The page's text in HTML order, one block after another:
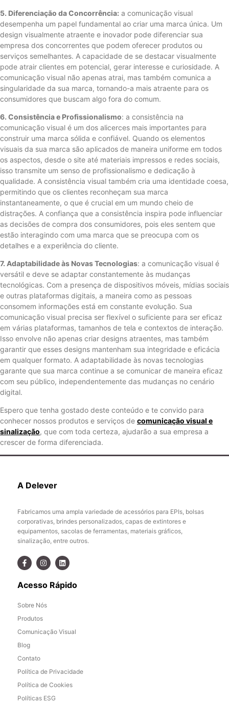
5. Diferenciação da Concorrência: a comunicação visual
desempenha um papel fundamental ao criar uma marca única. Um
design visualmente atraente e inovador pode diferenciar sua
empresa dos concorrentes que podem oferecer produtos ou
serviços semelhantes. A capacidade de se destacar visualmente
pode atrair clientes em potencial, gerar interesse e curiosidade. A
comunicação visual não apenas atrai, mas também comunica a
singularidade da sua marca, tornando-a mais atraente para os
consumidores que buscam algo fora do comum.
6. Consistência e Profissionalismo: a consistência na
comunicação visual é um dos alicerces mais importantes para
construir uma marca sólida e confiável. Quando os elementos
visuais da sua marca são aplicados de maneira uniforme em todos
os aspectos, desde o site até materiais impressos e redes sociais,
isso transmite um senso de profissionalismo e dedicação à
qualidade. A consistência visual também cria uma identidade coesa,
permitindo que os clientes reconheçam sua marca
instantaneamente, o que é crucial em um mundo cheio de
distrações. A confiança que a consistência inspira pode influenciar
as decisões de compra dos consumidores, pois eles sentem que
estão interagindo com uma marca que se preocupa com os
detalhes e a experiência do cliente.
7. Adaptabilidade às Novas Tecnologias: a comunicação visual é
versátil e deve se adaptar constantemente às mudanças
tecnológicas. Com a presença de dispositivos móveis, mídias sociais
e outras plataformas digitais, a maneira como as pessoas
consomem informações está em constante evolução. Sua
comunicação visual precisa ser flexível o suficiente para ser eficaz
em várias plataformas, tamanhos de tela e contextos de interação.
Isso envolve não apenas criar designs atraentes, mas também
garantir que esses designs mantenham sua integridade e eficácia
em qualquer formato. A adaptabilidade às novas tecnologias
garante que sua marca continue a se comunicar de maneira eficaz
com seu público, independentemente das mudanças no cenário
digital.
Espero que tenha gostado deste conteúdo e te convido para
conhecer nossos produtos e serviços de comunicação visual e
sinalização, que com toda certeza, ajudarão a sua empresa a
crescer de forma diferenciada.
A Delever
Fabricamos uma ampla variedade de acessórios para EPIs, bolsas
corporativas, brindes personalizados, capas de extintores e
equipamentos, sacolas de ferramentas, materiais gráficos,
sinalização, entre outros.
Acesso Rápido
Sobre Nós
Produtos
Comunicação Visual
Blog
Contato
Política de Privacidade
Política de Cookies
Políticas ESG